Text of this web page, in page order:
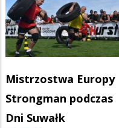
Mistrzostwa Europy
Strongman podczas
Dni Suwałk